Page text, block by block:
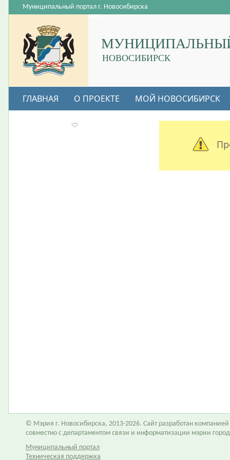
НОВОСИБИРСК
Муниципальный портал г. Новосибирска
ГЛАВНАЯ О ПРОЕКТЕ МОЙ НОВОСИБИРСК
© Мэрия г. Новосибирска, 2013-2026. Сайт разработан компанией
совместно с департаментом связи и информатизации мэрии
Муниципальный портал
Техническая поддержка